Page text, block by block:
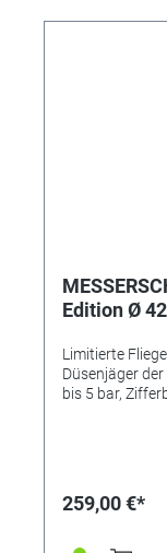
Edition Ø
Limitierte
Düsenjäger
bis 5 bar,
mit
259,00 €*